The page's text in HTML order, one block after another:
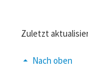
Zuletzt
Nach oben